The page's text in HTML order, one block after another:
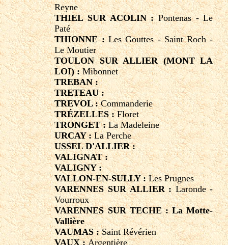
Reyne
THIEL SUR ACOLIN :Pontenas - Le
Paté
THIONNE :Les Gouttes - Saint Roch -
Le Moutier
TOULON SUR ALLIER (MONT LA
LOI) :Mibonnet
TREBAN :
TRETEAU :
TREVOL :Commanderie
TRÉZELLES :Floret
TRONGET :La Madeleine
URCAY :La Perche
USSEL D'ALLIER :
VALIGNAT :
VALIGNY :
VALLON-EN-SULLY :Les Prugnes
VARENNES SUR ALLIER :Laronde -
Vourroux
VARENNES SUR TECHE : La Motte-
Vallière
VAUMAS :Saint Révérien
VAUX :Argentière